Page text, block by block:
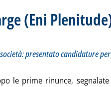
(Eni
Dopo il primo recesso in aprile. La
venerdì 06 dicembre 2024 alle 9.59.
presentato candidature
le prime rinunce,